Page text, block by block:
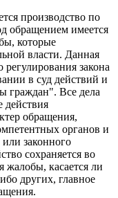
производство по
обращением имеется
которые
власти. Данная
регулирования закона
в суд действий и
граждан". Все дела
действия
обращения,
органов и
законного
сохраняется во
жалобы, касается ли
других, главное